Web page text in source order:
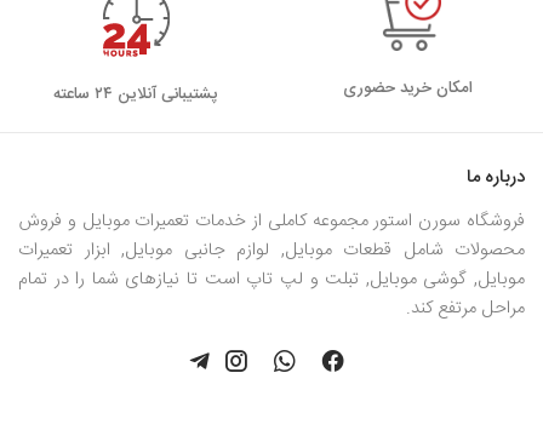
امکان خرید حضوری پشتیبانی آنلاین ۲۴ ساعته
درباره ما
فروشگاه سورن استور مجموعه کاملی از خدمات تعمیرات موبایل و فروش
محصولات شامل قطعات موبایل, لوازم جانبی موبایل, ابزار تعمیرات
موبایل, گوشی موبایل, تبلت و لپ تاپ است تا نیازهای شما را در تمام
مراحل مرتفع کند.